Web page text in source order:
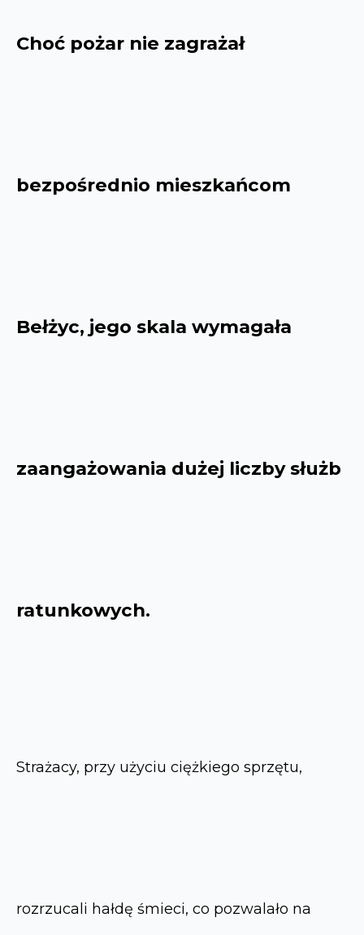
Choć pożar nie zagrażał
bezpośrednio mieszkańcom
Bełżyc, jego skala wymagała
zaangażowania dużej liczby służb
ratunkowych.
Strażacy, przy użyciu ciężkiego sprzętu,
rozrzucali hałdę śmieci, co pozwalało na